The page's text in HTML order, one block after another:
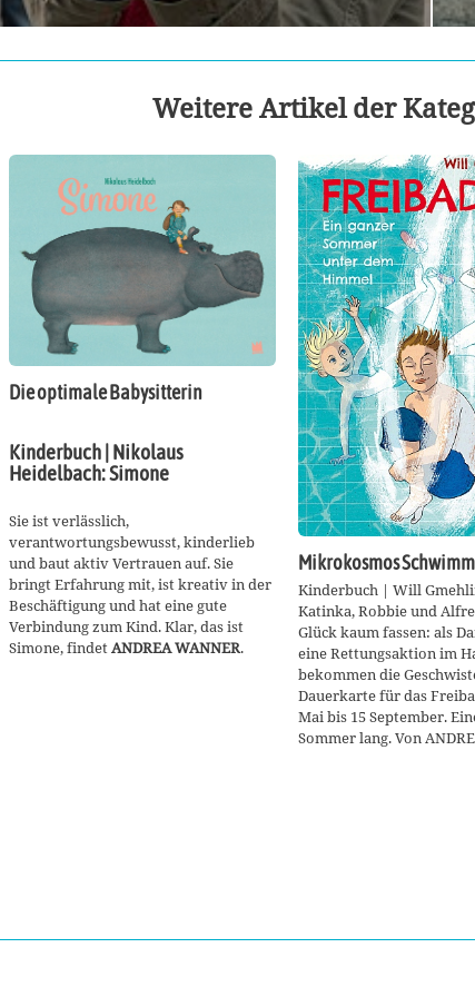
Weitere Artikel der
Die optimale Babysitterin
Kinderbuch | Nikolaus
Heidelbach: Simone
Sie ist verlässlich,
verantwortungsbewusst, kinderlieb
und baut aktiv Vertrauen auf. Sie
bringt Erfahrung mit, ist kreativ in der
Beschäftigung und hat eine gute
Verbindung zum Kind. Klar, das ist
Simone, findetANDREA WANNER.
Mikrokosmos
Kinderbuch | Will
Katinka, Robbie und
Glück kaum fassen: als
eine Rettungsaktion im
bekommen die
Dauerkarte für das
Mai bis 15 September.
Sommer lang. Von